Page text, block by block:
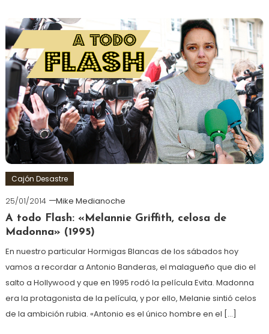
Cajón Desastre
25/01/2014
Mike Medianoche
A todo Flash: «Melannie Griffith, celosa de
Madonna» (1995)
En nuestro particular Hormigas Blancas de los sábados hoy
vamos a recordar a Antonio Banderas, el malagueño que dio el
salto a Hollywood y que en 1995 rodó la película Evita. Madonna
era la protagonista de la película, y por ello, Melanie sintió celos
de la ambición rubia. «Antonio es el único hombre en el […]